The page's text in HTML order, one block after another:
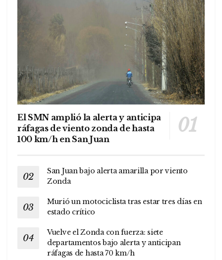
El SMN amplió la alerta y anticipa
ráfagas de viento zonda de hasta
100 km/h en San Juan
San Juan bajo alerta amarilla por viento
Zonda
Murió un motociclista tras estar tres días en
estado crítico
Vuelve el Zonda con fuerza: siete
departamentos bajo alerta y anticipan
ráfagas de hasta 70 km/h